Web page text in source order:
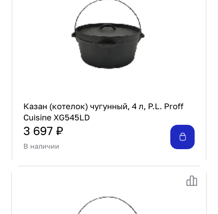
Проектирование
Сервис и монтаж
Доставка и оплата
Гарантия и возврат
О GRANBAZAR
О нас
Бренды
Контакты
Казан (котелок) чугунный, 4 л, P.L. Proff
Cuisine XG545LD
3 697 ₽
В наличии